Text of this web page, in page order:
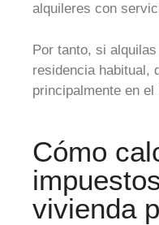
alquileres con
Por tanto, si
residencia habitual,
principalmente en el
Cómo
vivienda